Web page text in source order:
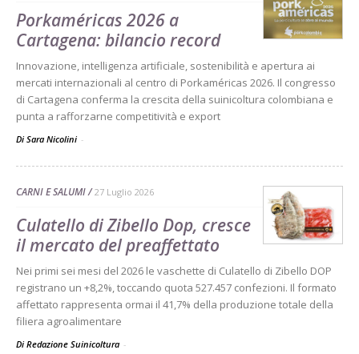
Porkaméricas 2026 a
Cartagena: bilancio record
Innovazione, intelligenza artificiale, sostenibilità e apertura ai
mercati internazionali al centro di Porkaméricas 2026. Il congresso
di Cartagena conferma la crescita della suinicoltura colombiana e
punta a rafforzarne competitività e export
Di Sara Nicolini -
CARNI E SALUMI 27 Luglio 2026
Culatello di Zibello Dop, cresce
il mercato del preaffettato
Nei primi sei mesi del 2026 le vaschette di Culatello di Zibello DOP
registrano un +8,2%, toccando quota 527.457 confezioni. Il formato
affettato rappresenta ormai il 41,7% della produzione totale della
filiera agroalimentare
Di Redazione Suinicoltura -